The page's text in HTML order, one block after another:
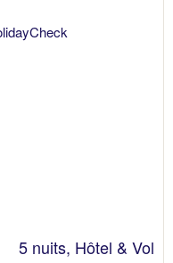
5 nuits, Hôtel & Vol